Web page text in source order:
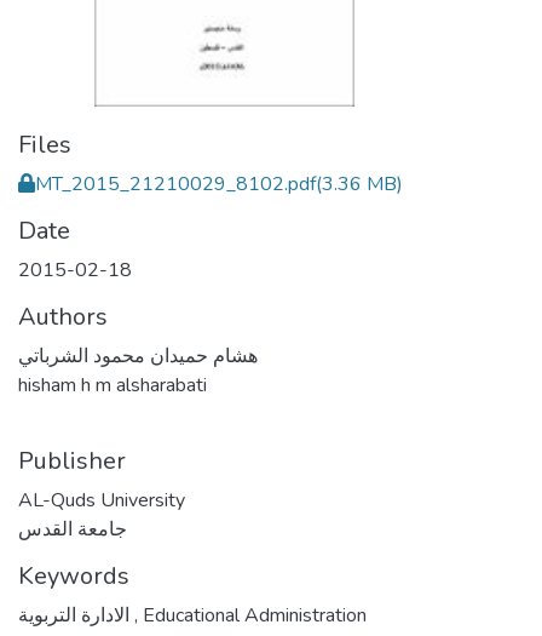
Files
MT_2015_21210029_8102.pdf(3.36 MB)
Date
2015-02-18
Authors
هشام حميدان محمود الشرباتي
hisham h m alsharabati
Publisher
AL-Quds University
جامعة القدس
Keywords
, Educational Administration